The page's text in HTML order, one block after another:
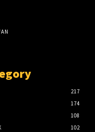
217
174
108
102